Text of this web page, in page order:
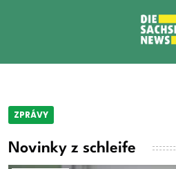
ZPRÁVY
Novinky z schleife